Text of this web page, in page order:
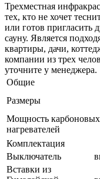
Трехместная
тех, кто не хочет
или готов пригласить
сауну. Является
квартиры, дачи,
компании из трех
уточните у менеджера.
Общие
Размеры
Мощность карбоновых
нагревателей
Комплектация
Выключатель
Вставки из